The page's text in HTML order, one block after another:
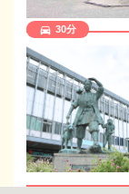
directions_car 30分